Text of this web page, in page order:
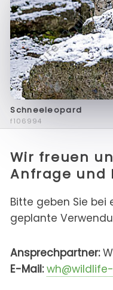
Schneeleopard
f106994
Wir freuen
Anfrage und
Bitte geben Sie bei
geplante
Ansprechpartner:
E-Mail: